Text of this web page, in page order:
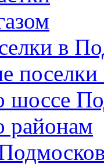
в
шоссе
районам